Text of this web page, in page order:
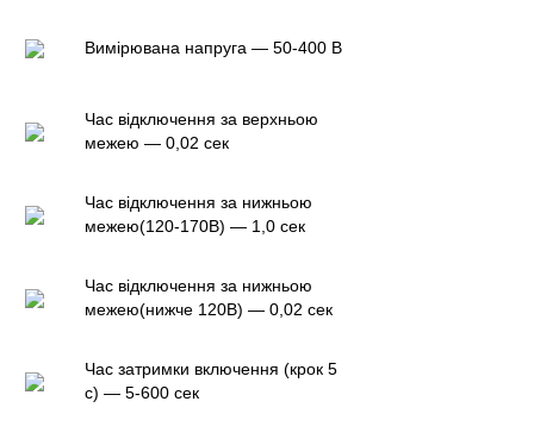
Вимірювана напруга — 50-400 В
Час відключення за верхньою
межею — 0,02 сек
Час відключення за нижньою
межею(120-170В) — 1,0 сек
Час відключення за нижньою
межею(нижче 120В) — 0,02 сек
Час затримки включення (крок 5
с) — 5-600 сек